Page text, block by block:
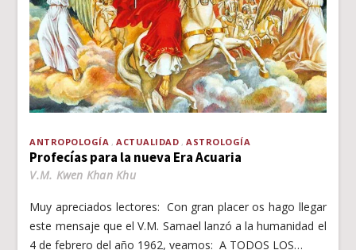
ANTROPOLOGÍA ACTUALIDAD ASTROLOGÍA
Profecías para la nueva Era Acuaria
V.M. Kwen Khan Khu
Muy apreciados lectores: Con gran placer os hago llegar
este mensaje que el V.M. Samael lanzó a la humanidad el
4 de febrero del año 1962, veamos: A TODOS LOS…